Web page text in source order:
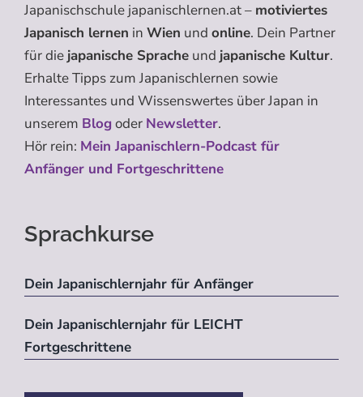
Japanischschule japanischlernen.at – motiviertes
Japanisch lernen in Wien und online. Dein Partner
für die japanische Sprache und japanische Kultur.
Erhalte Tipps zum Japanischlernen sowie
Interessantes und Wissenswertes über Japan in
unserem Blogoder Newsletter.
Hör rein: Mein Japanischlern-Podcast für
Anfänger und Fortgeschrittene
Sprachkurse
Dein Japanischlernjahr für Anfänger
Dein Japanischlernjahr für LEICHT
Fortgeschrittene